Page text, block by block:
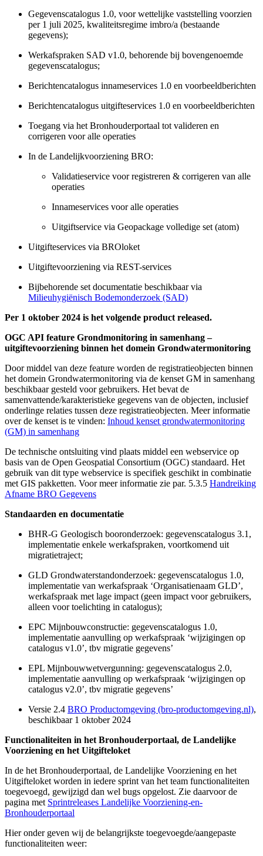
Gegevenscatalogus 1.0, voor wettelijke vaststelling voorzien
per 1 juli 2025, kwaliteitsregime imbro/a (bestaande
gegevens);
Werkafspraken SAD v1.0, behorende bij bovengenoemde
gegevenscatalogus;
Berichtencatalogus innameservices 1.0 en voorbeeldberichten
Berichtencatalogus uitgifteservices 1.0 en voorbeeldberichten
Toegang via het Bronhouderportaal tot valideren en
corrigeren voor alle operaties
In de Landelijkvoorziening BRO:
Validatieservice voor registreren & corrigeren van alle
operaties
Innameservices voor alle operaties
Uitgiftservice via Geopackage volledige set (atom)
Uitgifteservices via BROloket
Uitgiftevoorziening via REST-services
Bijbehorende set documentatie beschikbaar via
Milieuhygiënisch Bodemonderzoek (SAD)
Per 1 oktober 2024 is het volgende product released.
OGC API feature Grondmonitoring in samenhang –
uitgiftevoorziening binnen het domein Grondwatermonitoring
Door middel van deze feature worden de registratieobjecten binnen
het domein Grondwatermonitoring via de kenset GM in samenhang
beschikbaar gesteld voor gebruikers. Het bevat de
samenvattende/karakteristieke gegevens van de objecten, inclusief
onderlinge relaties tussen deze registratieobjecten. Meer informatie
over de kenset is te vinden: Inhoud kenset grondwatermonitoring
(GM) in samenhang
De technische ontsluiting vind plaats middel een webservice op
basis van de Open Geospatial Consortium (OGC) standaard. Het
gebruik van dit type webservice is specifiek geschikt in combinatie
met GIS pakketten. Voor meer informatie zie par. 5.3.5 Handreiking
Afname BRO Gegevens
Standaarden en documentatie
BHR-G Geologisch booronderzoek: gegevenscatalogus 3.1,
implementatie enkele werkafspraken, voortkomend uit
migratietraject;
GLD Grondwaterstandonderzoek: gegevenscatalogus 1.0,
implementatie van werkafspraak ‘Organisatienaam GLD’,
werkafspraak met lage impact (geen impact voor gebruikers,
alleen voor toelichting in catalogus);
EPC Mijnbouwconstructie: gegevenscatalogus 1.0,
implementatie aanvulling op werkafspraak ‘wijzigingen op
catalogus v1.0’, tbv migratie gegevens’
EPL Mijnbouwwetvergunning: gegevenscatalogus 2.0,
implementatie aanvulling op werkafspraak ‘wijzigingen op
catalogus v2.0’, tbv migratie gegevens’
Versie 2.4 BRO Productomgeving (bro-productomgeving.nl),
beschikbaar 1 oktober 2024
Functionaliteiten in het Bronhouderportaal, de Landelijke
Voorziening en het Uitgifteloket
In de het Bronhouderportaal, de Landelijke Voorziening en het
Uitgifteloket worden in iedere sprint van het team functionaliteiten
toegevoegd, gewijzigd dan wel bugs opgelost. Zie daarvoor de
pagina met Sprintreleases Landelijke Voorziening-en-
Bronhouderportaal
Hier onder geven wij de belangrijkste toegevoegde/aangepaste
functionaliteiten weer: